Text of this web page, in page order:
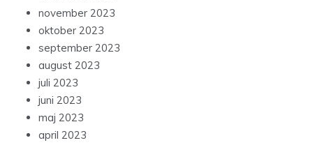
november 2023
oktober 2023
september 2023
august 2023
juli 2023
juni 2023
maj 2023
april 2023